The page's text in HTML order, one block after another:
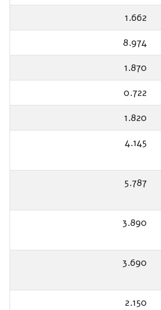
1.662
8.974
1.870
0.722
1.820
4.145
5.787
3.890
3.690
2.150